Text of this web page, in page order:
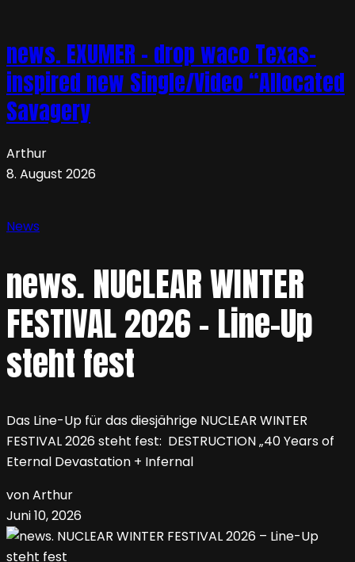
news. EXUMER – drop waco Texas-
inspired new Single/Video “Allocated
Savagery
Arthur
8. August 2026
News
news. NUCLEAR WINTER
FESTIVAL 2026 – Line-Up
steht fest
Das Line-Up für das diesjährige NUCLEAR WINTER
FESTIVAL 2026 steht fest: DESTRUCTION „40 Years of
Eternal Devastation + Infernal
von Arthur
Juni 10, 2026